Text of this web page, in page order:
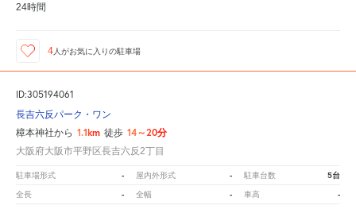
24時間
4人がお気に入りの駐車場
ID:305194061
長吉六反パーク・ワン
樟本神社から 1.1km 徒歩 14～20分
大阪府大阪市平野区長吉六反2丁目
駐車場形式 - 屋内外形式 - 駐車台数 5台
全長 - 全幅 - 車高 -